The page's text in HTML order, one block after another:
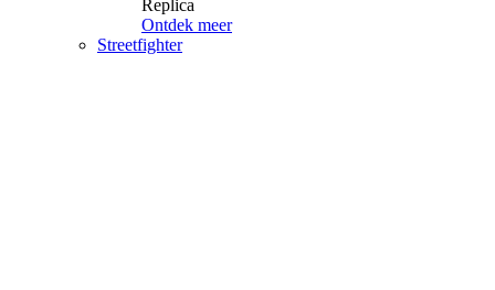
Replica
Ontdek meer
Streetfighter